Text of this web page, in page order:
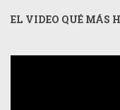
EL VIDEO QUÉ MÁS